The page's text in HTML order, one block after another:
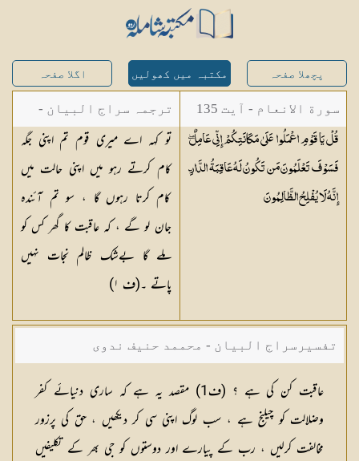
پچھلا صفحہ مکتبہ میں کھولیں اگلا صفحہ
سورة الانعام - آیت 135
قُلْ يَا قَوْمِ اعْمَلُوا عَلَىٰ مَكَانَتِكُمْ إِنِّي عَامِلٌ ۖ
فَسَوْفَ تَعْلَمُونَ مَن تَكُونُ لَهُ عَاقِبَةُ الدَّارِ ۗ
إِنَّهُ لَا يُفْلِحُالظَّالِمُونَ
ترجمہ سراج البیان -
مستفاد از ترجمتین
شاہ عبدالقادر دھلوی/
شاہ رفیع الدین دھلوی
تو کہہ اے میری قوم تم اپنی جگہ
کام کرتے رہو میں اپنی حالت میں
کام کرتا رہوں گا ، سو تم آئندہ
جان لو گے ، کہ عاقبت کا گھر کس کو
ملے گا بےشک ظالم نجات نہیں
پاتے ۔(ف ١)
تفسیرسراج البیان - محممد حنیف ندوی
عاقبت کن کی ہے ؟ (ف1 ) مقصد یہ ہے کہ ساری دنیائے کفر
وضلالت کو چیلنج ہے ، سب لوگ اپنی سی کر دیکھیں ، حق کی پرزور
مخالفت کرلیں ، رب کے پیارے اور دوستوں کو جی بھر کے تکلیفیں